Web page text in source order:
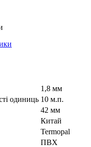
1,8 мм
одиниць 10 м.п.
42 мм
Китай
Termopal
ПВХ